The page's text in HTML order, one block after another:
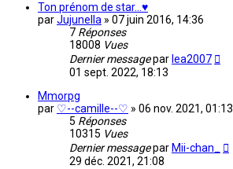
Ton prénom de star...♥
parJujunella » 07 juin 2016, 14:36
7 Réponses
18008 Vues
Dernier messagepar lea2007
01 sept. 2022, 18:13
Mmorpg
par ♡--camille--♡ » 06 nov. 2021, 01:13
5 Réponses
10315 Vues
Dernier messagepar Mii-chan_
29 déc. 2021, 21:08